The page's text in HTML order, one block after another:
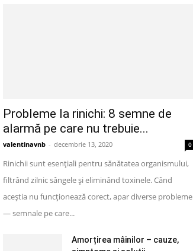
Probleme la rinichi: 8 semne de
alarmă pe care nu trebuie...
valentinavnb - decembrie 13, 2020 0
Rinichii sunt esențiali pentru sănătatea organismului,
filtrând zilnic sângele și eliminând toxinele. Când
aceștia nu funcționează corect, apar diverse probleme
— semnale pe care...
Amorțirea mâinilor – cauze,